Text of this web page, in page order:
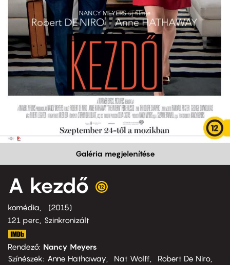
Galéria megjelenítése
A kezdő
komédia
2015
121 perc,
Szinkronizált
Rendező Nancy Meyers
Színészek
Anne Hathaway Nat Wolff
Robert De Niro